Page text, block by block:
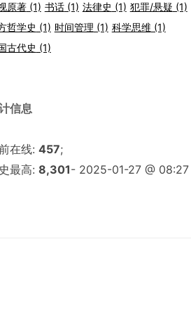
原著(1) 书话(1) 法律史 (1) 犯罪/悬疑 (1)
哲学史 (1) 时间管理 (1) 科学思维(1)
古代史 (1)
信息
在线: 457;
最高: 8,301- 2025-01-27 @ 08:27